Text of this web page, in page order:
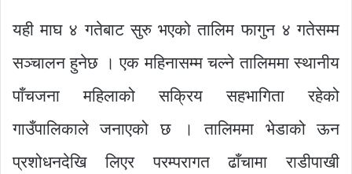
यही माघ ४ गतेबाट सुरु भएको तालिम फागुन ४ गतेसम्म
सञ्चालन हुनेछ । एक महिनासम्म चल्ने तालिममा स्थानीय
पाँचजना महिलाको सक्रिय सहभागिता रहेको
गाउँपालिकाले जनाएको छ । तालिममा भेडाको ऊन
प्रशोधनदेखि लिएर परम्परागत ढाँचामा राडीपाखी